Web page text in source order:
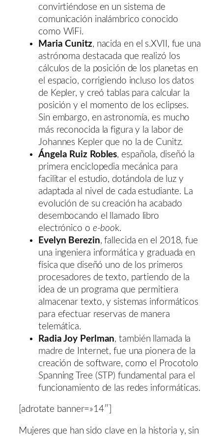
convirtiéndose en un sistema de
comunicación inalámbrico conocido
como WiFi.
Maria Cunitz, nacida en el s.XVII, fue una
astrónoma destacada que realizó los
cálculos de la posición de los planetas en
el espacio, corrigiendo incluso los datos
de Kepler, y creó tablas para calcular la
posición y el momento de los eclipses.
Sin embargo, en astronomía, es mucho
más reconocida la figura y la labor de
Johannes Kepler que no la de Cunitz.
Ángela Ruiz Robles, española, diseñó la
primera enciclopedia mecánica para
facilitar el estudio, dotándola de luz y
adaptada al nivel de cada estudiante. La
evolución de su creación ha acabado
desembocando el llamado libro
electrónico o e-book.
Evelyn Berezin, fallecida en el 2018, fue
una ingeniera informática y graduada en
física que diseñó uno de los primeros
procesadores de texto, partiendo de la
idea de un programa que permitiera
almacenar texto, y sistemas informáticos
para efectuar reservas de manera
telemática.
Radia Joy Perlman, también llamada la
madre de Internet, fue una pionera de la
creación de software, como el Procotolo
Spanning Tree (STP) fundamental para el
funcionamiento de las redes informáticas.
[adrotate banner=»14″]
Mujeres que han sido clave en la historia y, sin